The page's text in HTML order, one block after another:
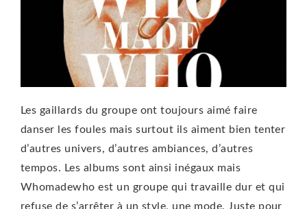
Les gaillards du groupe ont toujours aimé faire
danser les foules mais surtout ils aiment bien tenter
d’autres univers, d’autres ambiances, d’autres
tempos. Les albums sont ainsi inégaux mais
Whomadewho est un groupe qui travaille dur et qui
refuse de s’arrêter à un style, une mode. Juste pour